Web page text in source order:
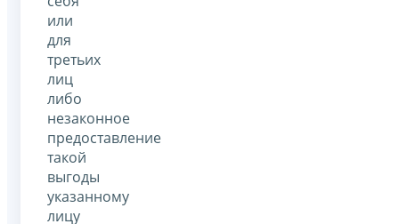
или
для
третьих
лиц
либо
незаконное
предоставление
такой
выгоды
указанному
лицу